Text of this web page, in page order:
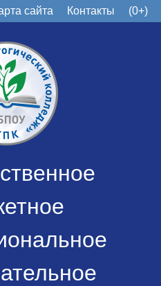
сайта Контакты (0+)